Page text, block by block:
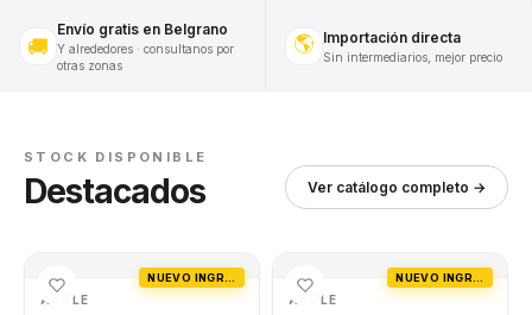
🚚
Envío gratis en Belgrano
Y alrededores · consultanos por
otras zonas
🌎 Importación directa
Sin intermediarios, mejor precio
STOCK DISPONIBLE
Destacados Ver catálogo completo →
APPLE APPLE